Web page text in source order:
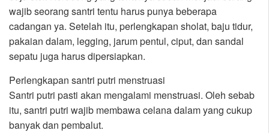
wajib seorang santri tentu harus punya beberapa
cadangan ya. Setelah itu, perlengkapan sholat, baju tidur,
pakaian dalam, legging, jarum pentul, ciput, dan sandal
sepatu juga harus dipersiapkan.
Perlengkapan santri putri menstruasi
Santri putri pasti akan mengalami menstruasi. Oleh sebab
itu, santri putri wajib membawa celana dalam yang cukup
banyak dan pembalut.